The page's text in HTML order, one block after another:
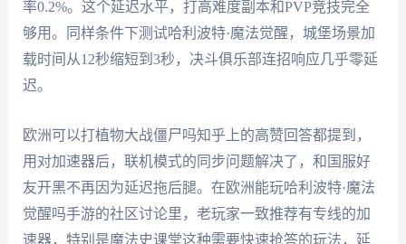
率0.2%。这个延迟水平，打高难度副本和PVP竞技完全
够用。同样条件下测试哈利波特·魔法觉醒，城堡场景加
载时间从12秒缩短到3秒，决斗俱乐部连招响应几乎零延
迟。
欧洲可以打植物大战僵尸吗知乎上的高赞回答都提到，
用对加速器后，联机模式的同步问题解决了，和国服好
友开黑不再因为延迟拖后腿。在欧洲能玩哈利波特·魔法
觉醒吗手游的社区讨论里，老玩家一致推荐有专线的加
速器，特别是魔法史课堂这种需要快速抢答的玩法，延